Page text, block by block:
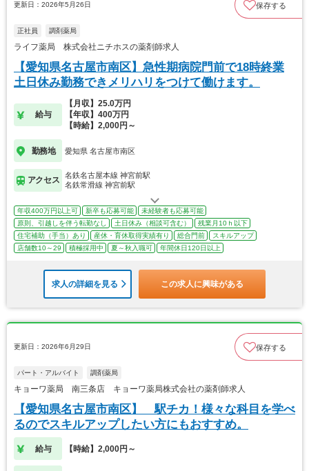
更新日：2026年5月26日 保存する
正社員 調剤薬局
ライフ薬局 株式会社ニチホスの薬剤師求人
【愛知県名古屋市南区】急性期病院門前で18時終業
土日休み勤務できメリハリをつけて働けます。
給与
【月収】25.0万円
【年収】400万円
【時給】2,000円～
勤務地 愛知県 名古屋市南区
アクセス
名鉄名古屋本線 神宮前駅
名鉄常滑線 神宮前駅
年収400万円以上可 新卒も応募可能
未経験者も応募可能
原則、引越しを伴う転勤なし
土日休み（相談可含む）
残業月10ｈ以下
住宅補助（手当）あり
産休・育休取得実績有り 総合門前
スキルアップ
店舗数10～29
積極採用中 夏～秋入職可 年間休日120日以上
求人の詳細を見る この求人に興味がある
更新日：2026年6月29日 保存する
パート・アルバイト 調剤薬局
キョーワ薬局 南三条店 キョーワ薬局株式会社の薬剤師求人
【愛知県名古屋市南区】 駅チカ！様々な科目を学べ
るのでスキルアップしたい方にもおすすめ。
給与 【時給】2,000円～